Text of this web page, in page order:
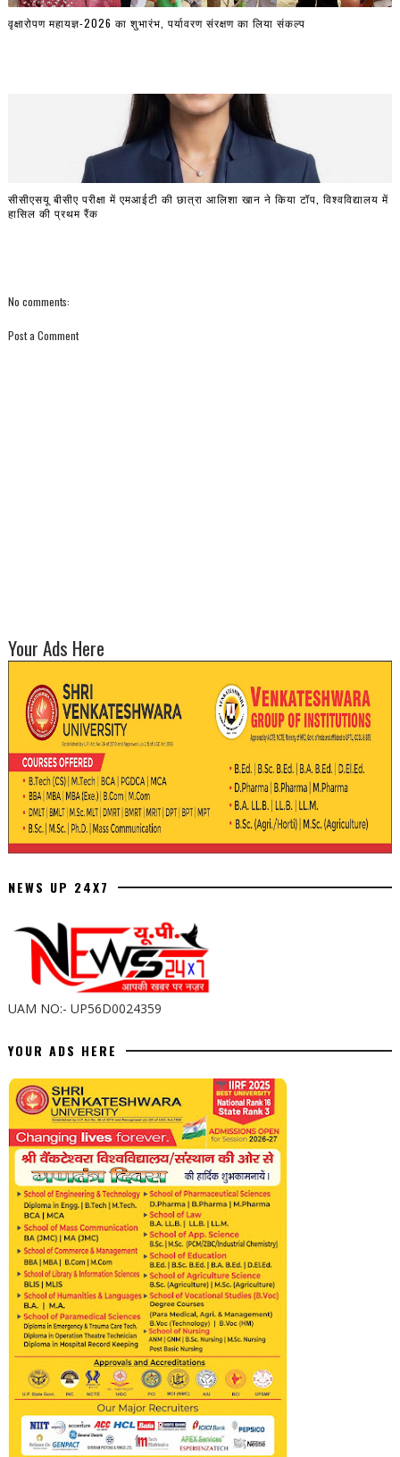
वृक्षारोपण महायज्ञ-2026 का शुभारंभ, पर्यावरण संरक्षण का लिया संकल्प
सीसीएसयू बीसीए परीक्षा में एमआईटी की छात्रा आलिशा खान ने किया टॉप, विश्वविद्यालय में
हासिल की प्रथम रैंक
No comments:
Post a Comment
Your Ads Here
NEWS UP 24X7
UAM NO:- UP56D0024359
YOUR ADS HERE